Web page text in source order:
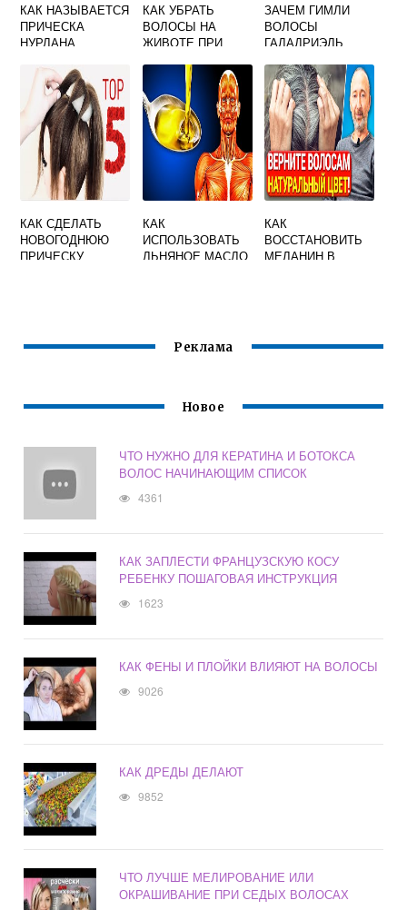
КАК НАЗЫВАЕТСЯ
ПРИЧЕСКА
НУРЛАНА
КАК УБРАТЬ
ВОЛОСЫ НА
ЖИВОТЕ ПРИ
ЗАЧЕМ ГИМЛИ
ВОЛОСЫ
ГАЛАДРИЭЛЬ
КАК СДЕЛАТЬ
НОВОГОДНЮЮ
ПРИЧЕСКУ
КАК
ИСПОЛЬЗОВАТЬ
ЛЬНЯНОЕ МАСЛО
КАК
ВОССТАНОВИТЬ
МЕЛАНИН В
Реклама
Новое
ЧТО НУЖНО ДЛЯ КЕРАТИНА И БОТОКСА
ВОЛОС НАЧИНАЮЩИМ СПИСОК
4361
КАК ЗАПЛЕСТИ ФРАНЦУЗСКУЮ КОСУ
РЕБЕНКУ ПОШАГОВАЯ ИНСТРУКЦИЯ
1623
КАК ФЕНЫ И ПЛОЙКИ ВЛИЯЮТ НА ВОЛОСЫ
9026
КАК ДРЕДЫ ДЕЛАЮТ
9852
ЧТО ЛУЧШЕ МЕЛИРОВАНИЕ ИЛИ
ОКРАШИВАНИЕ ПРИ СЕДЫХ ВОЛОСАХ